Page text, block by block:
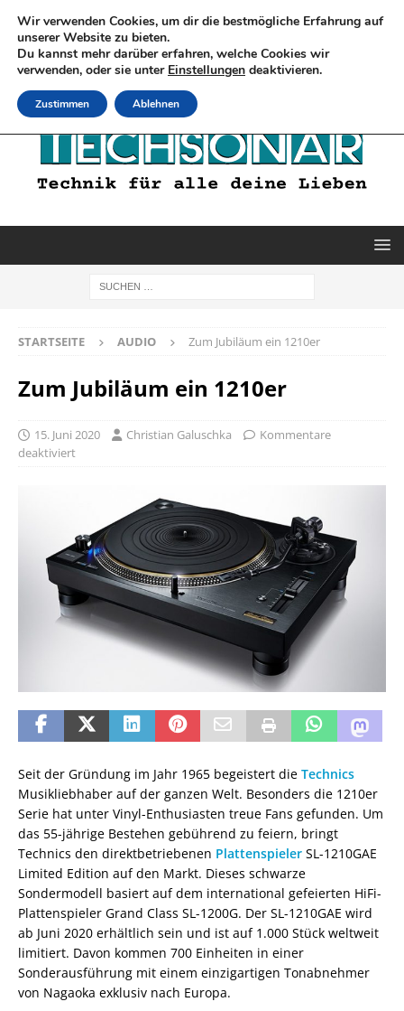
STARTSEITE AUDIO Zum Jubiläum ein 1210er
Zum Jubiläum ein 1210er
15. Juni 2020 Christian Galuschka
Kommentare
deaktiviert
Seit der Gründung im Jahr 1965 begeistert die Technics
Musikliebhaber auf der ganzen Welt. Besonders die 1210er
Serie hat unter Vinyl-Enthusiasten treue Fans gefunden. Um
das 55-jährige Bestehen gebührend zu feiern, bringt
Technics den direktbetriebenen Plattenspieler SL-1210GAE
Limited Edition auf den Markt. Dieses schwarze
Sondermodell basiert auf dem international gefeierten HiFi-
Plattenspieler Grand Class SL-1200G. Der SL-1210GAE wird
ab Juni 2020 erhältlich sein und ist auf 1.000 Stück weltweit
limitiert. Davon kommen 700 Einheiten in einer
Sonderausführung mit einem einzigartigen Tonabnehmer
von Nagaoka exklusiv nach Europa.
Wir verwenden Cookies, um dir die bestmögliche Erfahrung auf
unserer Website zu bieten.
Du kannst mehr darüber erfahren, welche Cookies wir
verwenden, oder sie unter Einstellungen deaktivieren.
Zustimmen Ablehnen